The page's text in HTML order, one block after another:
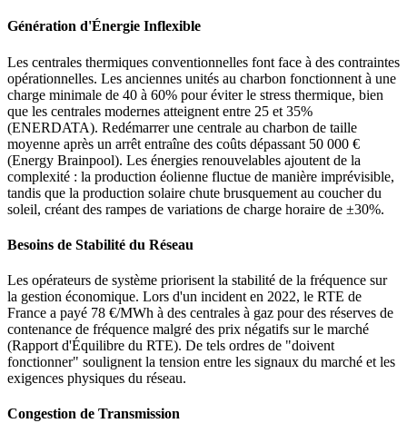
Génération d'Énergie Inflexible
Les centrales thermiques conventionnelles font face à des contraintes
opérationnelles. Les anciennes unités au charbon fonctionnent à une
charge minimale de 40 à 60% pour éviter le stress thermique, bien
que les centrales modernes atteignent entre 25 et 35%
(ENERDATA). Redémarrer une centrale au charbon de taille
moyenne après un arrêt entraîne des coûts dépassant 50 000 €
(Energy Brainpool). Les énergies renouvelables ajoutent de la
complexité : la production éolienne fluctue de manière imprévisible,
tandis que la production solaire chute brusquement au coucher du
soleil, créant des rampes de variations de charge horaire de ±30%.
Besoins de Stabilité du Réseau
Les opérateurs de système priorisent la stabilité de la fréquence sur
la gestion économique. Lors d'un incident en 2022, le RTE de
France a payé 78 €/MWh à des centrales à gaz pour des réserves de
contenance de fréquence malgré des prix négatifs sur le marché
(Rapport d'Équilibre du RTE). De tels ordres de "doivent
fonctionner" soulignent la tension entre les signaux du marché et les
exigences physiques du réseau.
Congestion de Transmission